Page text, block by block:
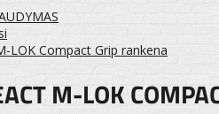
LOK Compact Grip rankena
M-LOK